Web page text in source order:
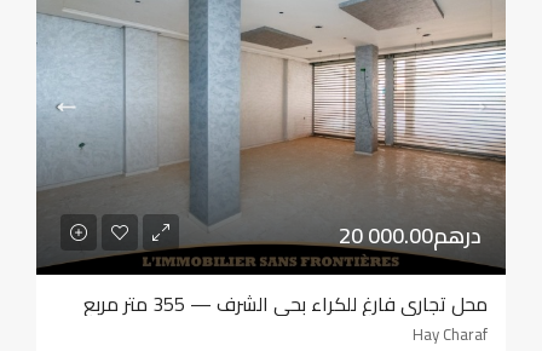
20 000.00درهم
محل تجاري فارغ للكراء بحي الشرف — 355 متر مربع
Hay Charaf